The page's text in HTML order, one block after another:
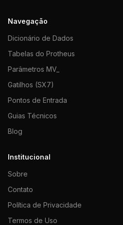
Navegação
Dicionário de Dados
Tabelas do Protheus
Parâmetros MV_
Gatilhos (SX7)
Pontos de Entrada
Guias Técnicos
Blog
Institucional
Sobre
Contato
Política de Privacidade
Termos de Uso